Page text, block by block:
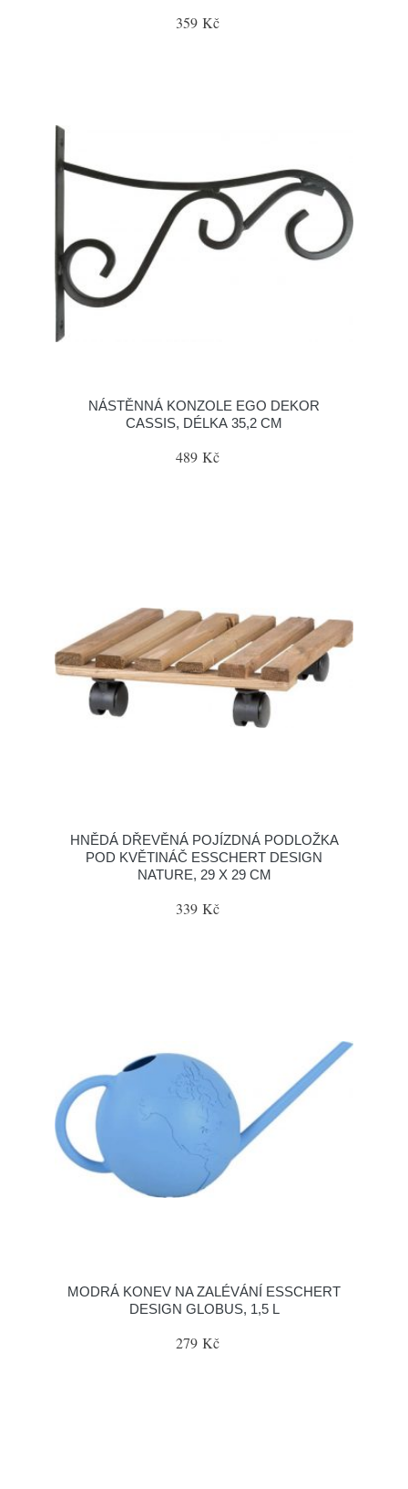
359 Kč
NÁSTĚNNÁ KONZOLE EGO DEKOR
CASSIS, DÉLKA 35,2 CM
489 Kč
HNĚDÁ DŘEVĚNÁ POJÍZDNÁ PODLOŽKA
POD KVĚTINÁČ ESSCHERT DESIGN
NATURE, 29 X 29 CM
339 Kč
MODRÁ KONEV NA ZALÉVÁNÍ ESSCHERT
DESIGN GLOBUS, 1,5 L
279 Kč